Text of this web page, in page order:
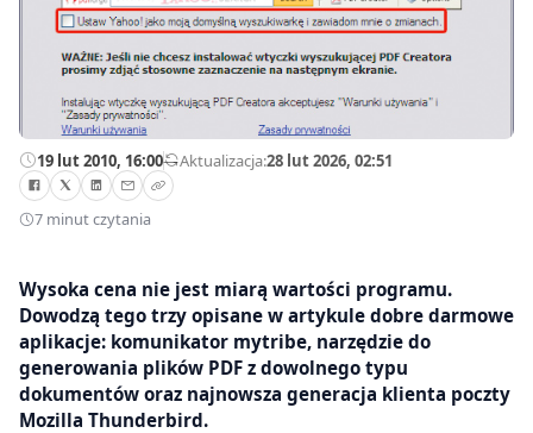
19 lut 2010, 16:00—Aktualizacja:28 lut 2026, 02:51
7 minut czytania
Wysoka cena nie jest miarą wartości programu.
Dowodzą tego trzy opisane w artykule dobre darmowe
aplikacje: komunikator mytribe, narzędzie do
generowania plików PDF z dowolnego typu
dokumentów oraz najnowsza generacja klienta poczty
Mozilla Thunderbird.